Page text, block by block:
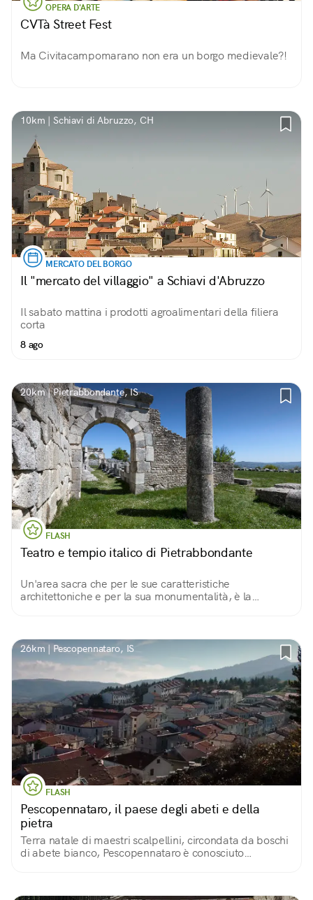
OPERA D'ARTE
CVTà Street Fest
Ma Civitacampomarano non era un borgo medievale?!
10km | Schiavi di Abruzzo, CH
MERCATO DEL BORGO
Il "mercato del villaggio" a Schiavi d'Abruzzo
Il sabato mattina i prodotti agroalimentari della filiera
corta
8 ago
20km | Pietrabbondante, IS
FLASH
Teatro e tempio italico di Pietrabbondante
Un'area sacra che per le sue caratteristiche
architettoniche e per la sua monumentalità, è la
26km | Pescopennataro, IS
FLASH
Pescopennataro, il paese degli abeti e della
pietra
Terra natale di maestri scalpellini, circondata da boschi
di abete bianco, Pescopennataro è conosciuto